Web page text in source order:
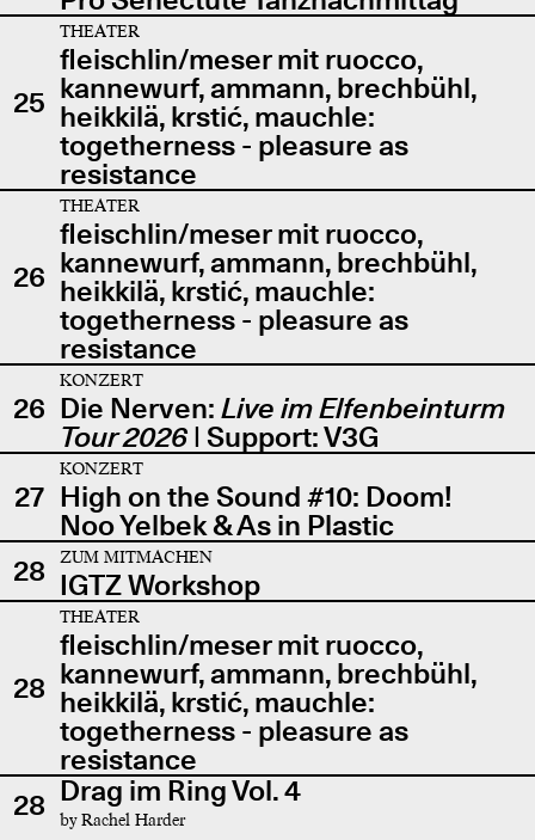
25
THEATER
fleischlin/meser mit ruocco,
kannewurf, ammann, brechbühl,
heikkilä, krstić, mauchle:
togetherness - pleasure as
resistance
26
THEATER
fleischlin/meser mit ruocco,
kannewurf, ammann, brechbühl,
heikkilä, krstić, mauchle:
togetherness - pleasure as
resistance
26
KONZERT
Die Nerven: Live im Elfenbeinturm
Tour 2026| Support: V3G
27
KONZERT
High on the Sound #10: Doom!
Noo Yelbek & As in Plastic
28
ZUM MITMACHEN
IGTZ Workshop
28
THEATER
fleischlin/meser mit ruocco,
kannewurf, ammann, brechbühl,
heikkilä, krstić, mauchle:
togetherness - pleasure as
resistance
28 Drag im Ring Vol. 4
by Rachel Harder